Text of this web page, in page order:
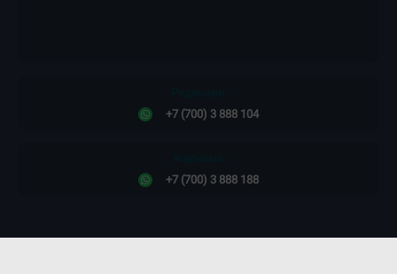
+7 (700) 3 888 104
+7 (700) 3 888 188